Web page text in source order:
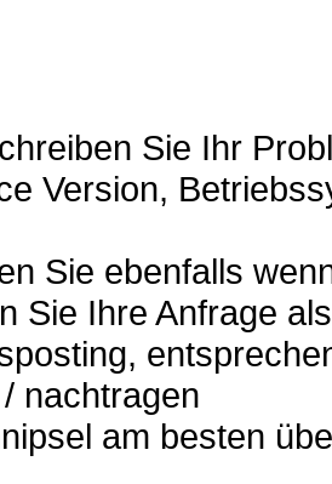
Sie Ihr
Version,
Sie ebenfalls
Sie Ihre Anfrage
nachtragen
am besten